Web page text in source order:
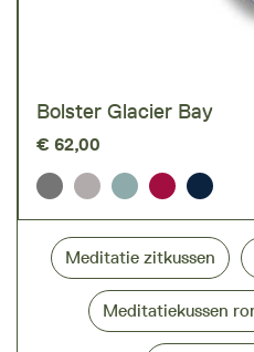
Bolster Glacier Bay
€ 62,00
Meditatie zitkussen
Meditatiekussen